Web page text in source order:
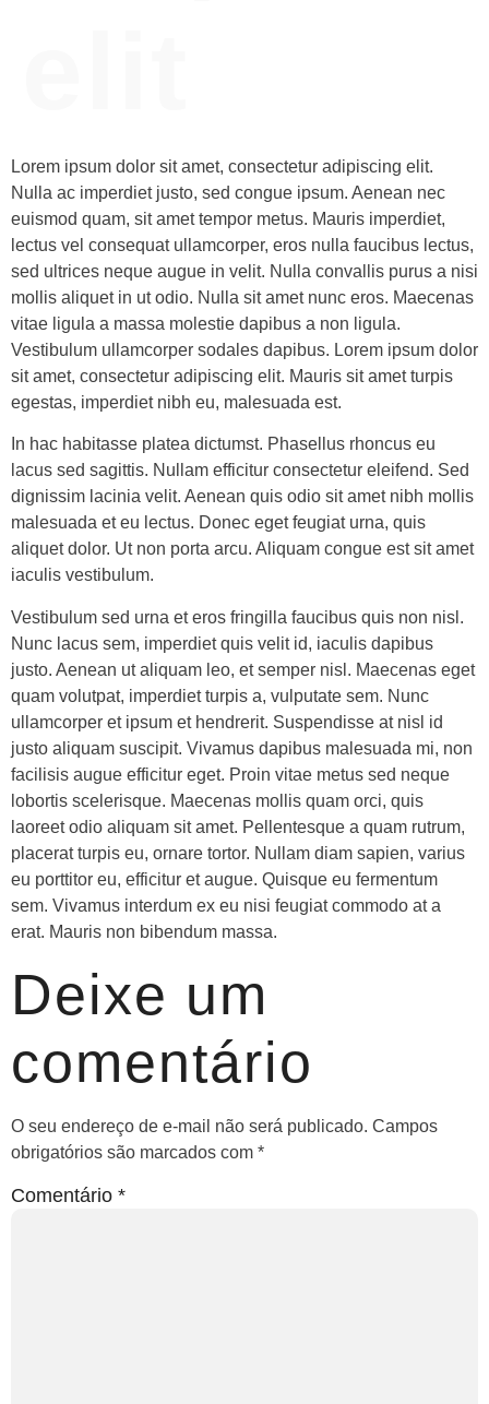
Lorem ipsum dolor sit amet, consectetur adipiscing elit.
Nulla ac imperdiet justo, sed congue ipsum. Aenean nec
euismod quam, sit amet tempor metus. Mauris imperdiet,
lectus vel consequat ullamcorper, eros nulla faucibus lectus,
sed ultrices neque augue in velit. Nulla convallis purus a nisi
mollis aliquet in ut odio. Nulla sit amet nunc eros. Maecenas
vitae ligula a massa molestie dapibus a non ligula.
Vestibulum ullamcorper sodales dapibus. Lorem ipsum dolor
sit amet, consectetur adipiscing elit. Mauris sit amet turpis
egestas, imperdiet nibh eu, malesuada est.
In hac habitasse platea dictumst. Phasellus rhoncus eu
lacus sed sagittis. Nullam efficitur consectetur eleifend. Sed
dignissim lacinia velit. Aenean quis odio sit amet nibh mollis
malesuada et eu lectus. Donec eget feugiat urna, quis
aliquet dolor. Ut non porta arcu. Aliquam congue est sit amet
iaculis vestibulum.
Vestibulum sed urna et eros fringilla faucibus quis non nisl.
Nunc lacus sem, imperdiet quis velit id, iaculis dapibus
justo. Aenean ut aliquam leo, et semper nisl. Maecenas eget
quam volutpat, imperdiet turpis a, vulputate sem. Nunc
ullamcorper et ipsum et hendrerit. Suspendisse at nisl id
justo aliquam suscipit. Vivamus dapibus malesuada mi, non
facilisis augue efficitur eget. Proin vitae metus sed neque
lobortis scelerisque. Maecenas mollis quam orci, quis
laoreet odio aliquam sit amet. Pellentesque a quam rutrum,
placerat turpis eu, ornare tortor. Nullam diam sapien, varius
eu porttitor eu, efficitur et augue. Quisque eu fermentum
sem. Vivamus interdum ex eu nisi feugiat commodo at a
erat. Mauris non bibendum massa.
Deixe um
comentário
O seu endereço de e-mail não será publicado. Campos
obrigatórios são marcados com *
Comentário *